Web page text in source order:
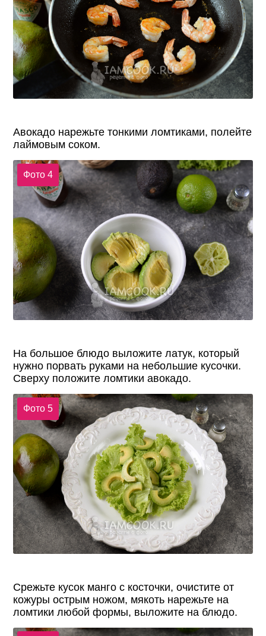
Авокадо нарежьте тонкими ломтиками, полейте
лаймовым соком.
Фото 4
На большое блюдо выложите латук, который
нужно порвать руками на небольшие кусочки.
Сверху положите ломтики авокадо.
Фото 5
Срежьте кусок манго с косточки, очистите от
кожуры острым ножом, мякоть нарежьте на
ломтики любой формы, выложите на блюдо.